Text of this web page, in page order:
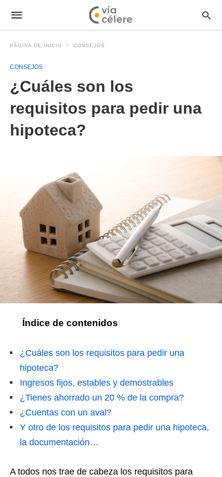
PÁGINA DE INICIO CONSEJOS
CONSEJOS
¿Cuáles son los
requisitos para pedir una
hipoteca?
Índice de contenidos
¿Cuáles son los requisitos para pedir una
hipoteca?
Ingresos fijos, estables y demostrables
¿Tienes ahorrado un 20 % de la compra?
¿Cuentas con un aval?
Y otro de los requisitos para pedir una hipoteca,
la documentación…
A todos nos trae de cabeza los requisitos para